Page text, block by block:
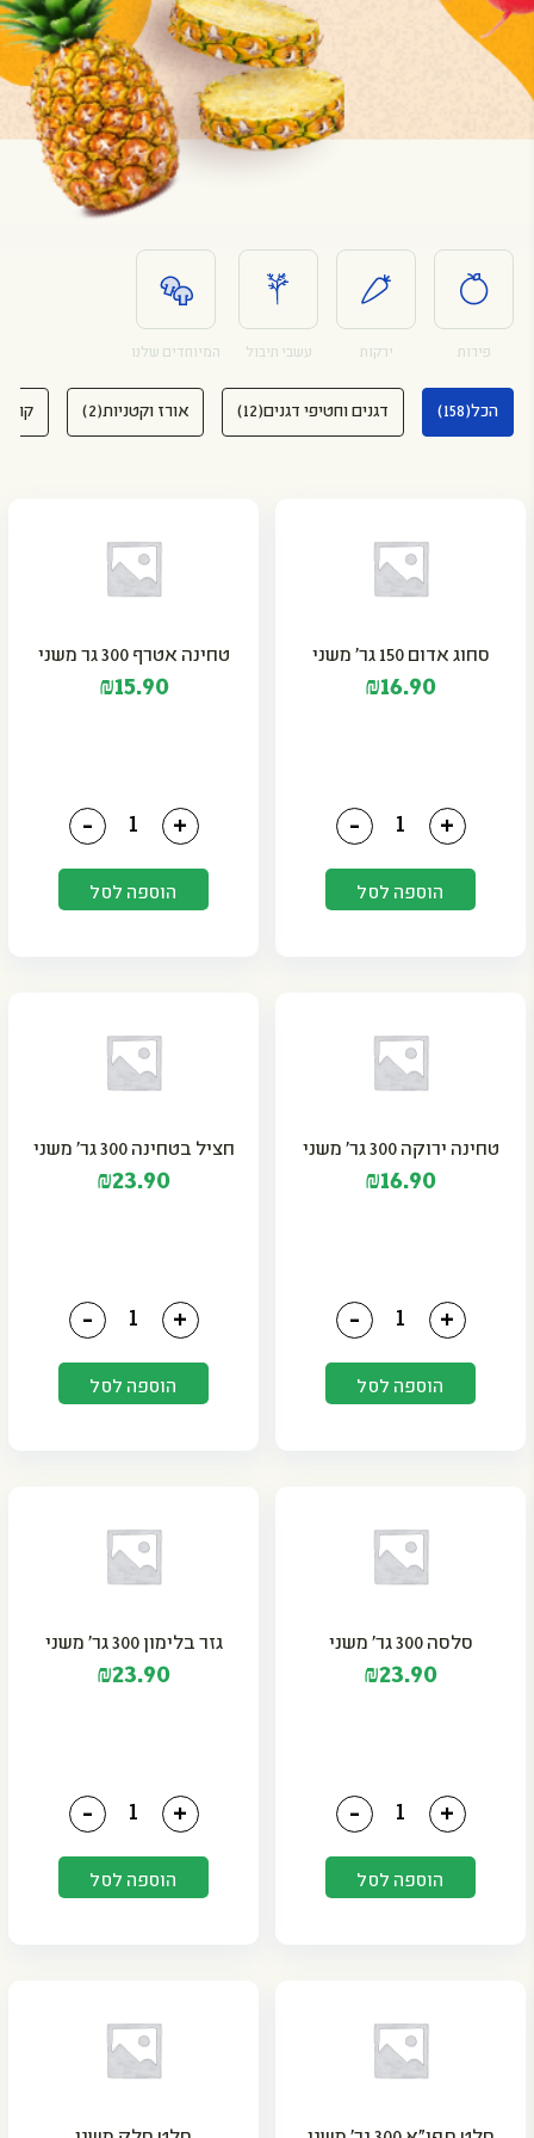
פירות ירקות עשבי תיבול המיוחדים שלנו
הכל(158) דגנים וחטיפי דגנים(12) אורז וקטניות(2)
סחוג אדום 150 גר' משני
₪16.90
כמות של סחוג אדום 150 גר' משני
+
-
הוספה לסל
טחינה אטרף 300 גר משני
₪15.90
כמות של טחינה אטרף 300 גר משני
+
-
הוספה לסל
טחינה ירוקה 300 גר' משני
₪16.90
כמות של טחינה ירוקה 300 גר' משני
+
-
הוספה לסל
חציל בטחינה 300 גר' משני
₪23.90
כמות של חציל בטחינה 300 גר' משני
+
-
הוספה לסל
סלסה 300 גר' משני
₪23.90
כמות של סלסה 300 גר' משני
+
-
הוספה לסל
גזר בלימון 300 גר' משני
₪23.90
כמות של גזר בלימון 300 גר' משני
+
-
הוספה לסל